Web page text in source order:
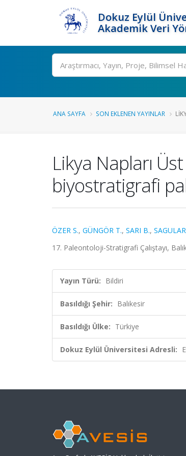
Dokuz Eylül
Akademik Veri
Ara
ANA SAYFA SON EKLENEN YAYINLAR
Likya Napları
biyostratigrafi
ÖZER S., GÜNGÖR T., SARI B.,
17. Paleontoloji-Stratigrafi Çalıştayı,
Yayın Türü: Bildiri
Basıldığı Şehir: Balıkesir
Basıldığı Ülke: Türkiye
Dokuz Eylül Üniversitesi Adresli: